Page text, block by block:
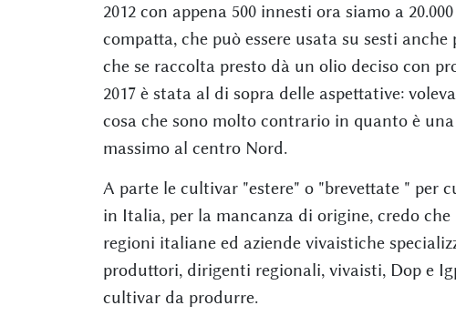
2012 con appena 500 innesti ora siamo a
compatta, che può essere usata su sesti
che se raccolta presto dà un olio deciso con
2017 è stata al di sopra delle aspettative:
cosa che sono molto contrario in quanto è
massimo al centro Nord.
A parte le cultivar "estere" o "brevettate " per
in Italia, per la mancanza di origine, credo
regioni italiane ed aziende vivaistiche
produttori, dirigenti regionali, vivaisti, Dop e
cultivar da produrre.